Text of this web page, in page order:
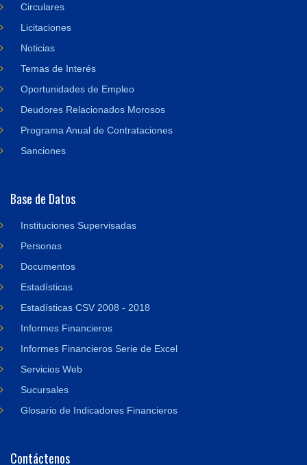
Circulares
Licitaciones
Noticias
Temas de Interés
Oportunidades de Empleo
Deudores Relacionados Morosos
Programa Anual de Contrataciones
Sanciones
Base de Datos
Instituciones Supervisadas
Personas
Documentos
Estadísticas
Estadísticas CSV 2008 - 2018
Informes Financieros
Informes Financieros Serie de Excel
Servicios Web
Sucursales
Glosario de Indicadores Financieros
Contáctenos